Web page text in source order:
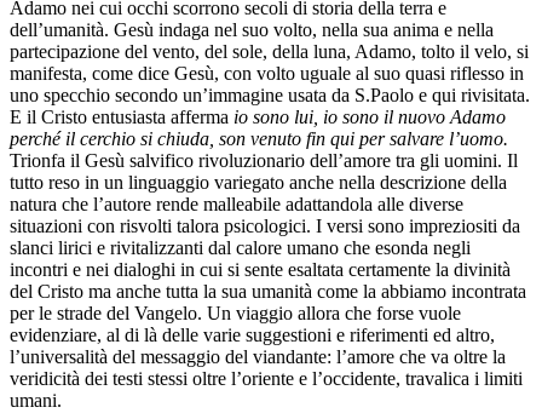
Adamo nei cui occhi scorrono secoli di storia della terra e
dell’umanità. Gesù indaga nel suo volto, nella sua anima e nella
partecipazione del vento, del sole, della luna, Adamo, tolto il velo, si
manifesta, come dice Gesù, con volto uguale al suo quasi riflesso in
uno specchio secondo un’immagine usata da S.Paolo e qui rivisitata.
E il Cristo entusiasta afferma io sono lui, io sono il nuovo Adamo
perché il cerchio si chiuda, son venuto fin qui per salvare l’uomo.
Trionfa il Gesù salvifico rivoluzionario dell’amore tra gli uomini. Il
tutto reso in un linguaggio variegato anche nella descrizione della
natura che l’autore rende malleabile adattandola alle diverse
situazioni con risvolti talora psicologici. I versi sono impreziositi da
slanci lirici e rivitalizzanti dal calore umano che esonda negli
incontri e nei dialoghi in cui si sente esaltata certamente la divinità
del Cristo ma anche tutta la sua umanità come la abbiamo incontrata
per le strade del Vangelo. Un viaggio allora che forse vuole
evidenziare, al di là delle varie suggestioni e riferimenti ed altro,
l’universalità del messaggio del viandante: l’amore che va oltre la
veridicità dei testi stessi oltre l’oriente e l’occidente, travalica i limiti
umani.